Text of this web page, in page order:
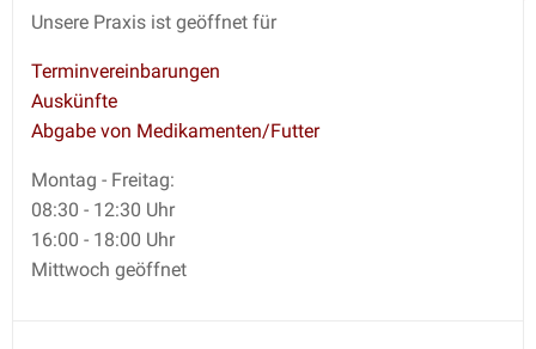
Unsere Praxis ist geöffnet für
Terminvereinbarungen
Auskünfte
Abgabe von Medikamenten/Futter
Montag - Freitag:
08:30 - 12:30 Uhr
16:00 - 18:00 Uhr
Mittwoch geöffnet